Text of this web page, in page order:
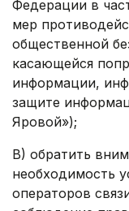
Федерации в
мер
общественной
касающейся
информации,
защите
Яровой»);
B) обратить
необходимость
операторов